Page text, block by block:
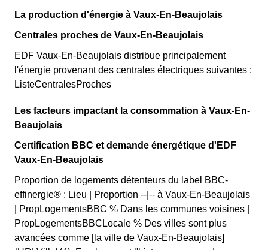
La production d'énergie à Vaux-En-Beaujolais
Centrales proches de Vaux-En-Beaujolais
EDF Vaux-En-Beaujolais distribue principalement
l'énergie provenant des centrales électriques suivantes :
ListeCentralesProches
Les facteurs impactant la consommation à Vaux-En-
Beaujolais
Certification BBC et demande énergétique d'EDF
Vaux-En-Beaujolais
Proportion de logements détenteurs du label BBC-
effinergie® : Lieu | Proportion --|-- à Vaux-En-Beaujolais
| PropLogementsBBC % Dans les communes voisines |
PropLogementsBBCLocale % Des villes sont plus
avancées comme [la ville de Vaux-En-Beaujolais]